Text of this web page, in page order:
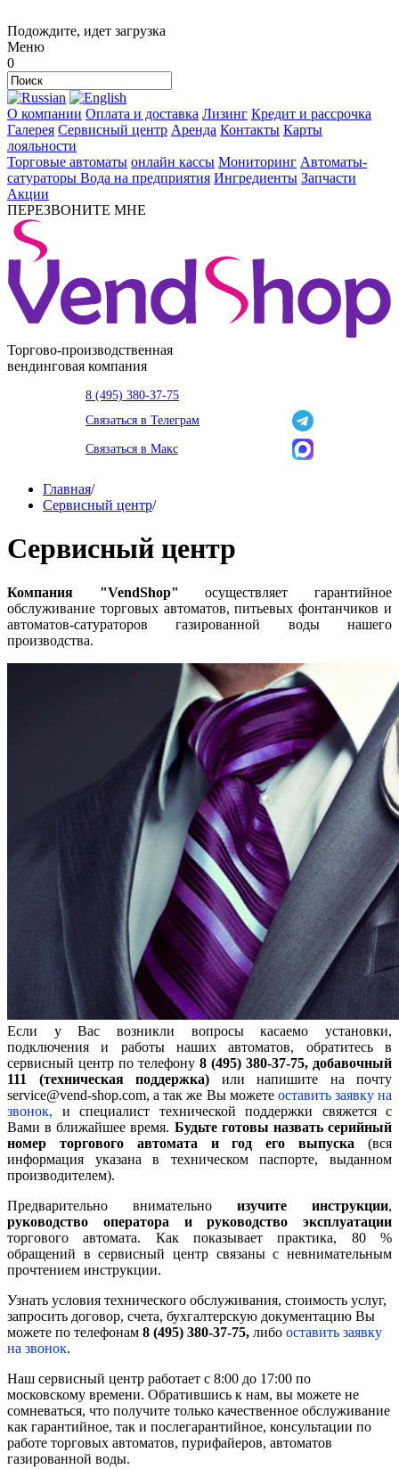
Подождите, идет загрузка
Меню
0
О компании Оплата и доставка Лизинг Кредит и рассрочка
Галерея Сервисный центр Аренда Контакты Карты
лояльности
Торговые автоматы онлайн кассы Мониторинг Автоматы-
сатураторы Вода на предприятия Ингредиенты Запчасти
Акции
ПЕРЕЗВОНИТЕ МНЕ
Торгово-производственная
вендинговая компания
8 (495) 380-37-75
Связаться в Телеграм
Связаться в Макс
Главная/
Сервисный центр/
Сервисный центр
Компания "VendShop" осуществляет гарантийное
обслуживание торговых автоматов, питьевых фонтанчиков и
автоматов-сатураторов газированной воды нашего
производства.
Если у Вас возникли вопросы касаемо установки,
подключения и работы наших автоматов, обратитесь в
сервисный центр по телефону 8 (495) 380-37-75, добавочный
111 (техническая поддержка) или напишите на почту
service@vend-shop.com, а так же Вы можете оставить заявку на
звонок, и специалист технической поддержки свяжется с
Вами в ближайшее время. Будьте готовы назвать серийный
номер торгового автомата и год его выпуска (вся
информация указана в техническом паспорте, выданном
производителем).
Предварительно внимательно изучите инструкции,
руководство оператора и руководство эксплуатации
торгового автомата. Как показывает практика, 80 %
обращений в сервисный центр связаны с невнимательным
прочтением инструкции.
Узнать условия технического обслуживания, стоимость услуг,
запросить договор, счета, бухгалтерскую документацию Вы
можете по телефонам 8 (495) 380-37-75, либо оставить заявку
на звонок.
Наш сервисный центр работает с 8:00 до 17:00 по
московскому времени. Обратившись к нам, вы можете не
сомневаться, что получите только качественное обслуживание
как гарантийное, так и послегарантийное, консультации по
работе торговых автоматов, пурифайеров, автоматов
газированной воды.